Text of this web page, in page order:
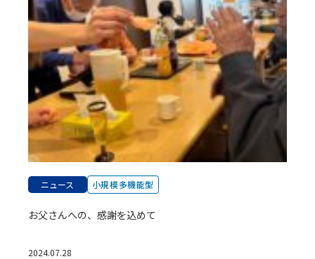
ニュース 小規模多機能型
お父さんへの、感謝を込めて
2024.07.28